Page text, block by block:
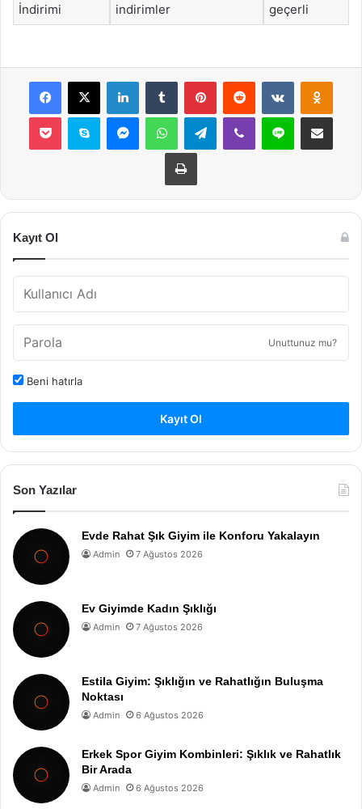
İndirimi
indirimler
geçerli
Facebook
X LinkedInTumblr PinterestReddit VKontakte
Pocket Skype MessengerWhatsAppTelegramViber Line E-Posta ile
Yazdır
Kayıt Ol
Unuttunuz mu?
Beni hatırla
Kayıt Ol
Son Yazılar
Evde Rahat Şık Giyim ile Konforu Yakalayın
Admin 7 Ağustos 2026
Ev Giyimde Kadın Şıklığı
Admin 7 Ağustos 2026
Estila Giyim: Şıklığın ve Rahatlığın Buluşma
Noktası
Admin 6 Ağustos 2026
Erkek Spor Giyim Kombinleri: Şıklık ve Rahatlık
Bir Arada
Admin 6 Ağustos 2026